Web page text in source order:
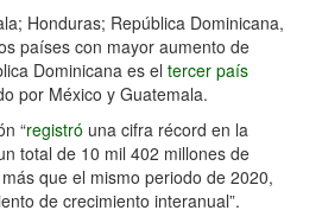
Honduras; República Dominicana,
países con mayor aumento de
Dominicana es el tercer país
por México y Guatemala.
“registró una cifra récord en la
total de 10 mil 402 millones de
que el mismo periodo de 2020,
de crecimiento interanual”.